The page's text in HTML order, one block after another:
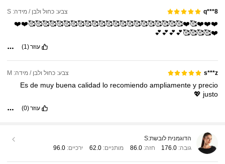
q***8 צבע: כחול ולבן / מידה: S
❤️❤️❤️🥰❤️🥰🥰🥰🥰🥰🥰🥰🥰🥰🥰🥰🥰🥰🥰🥰🥰🥰🥰🥰🥰🥰🥰❤️❤️
❤️🥰🥰🥰🥰💕💕💕💕
עוזר(1)
s***z צבע: כחול ולבן / מידה: M
Es de muy buena calidad lo recomiendo ampliamente y precio
justo
💖
עוזר(0)
הדוגמנית לובשת:S
גובה: 176.0 חזה:86.0 מותניים: 62.0 ירכיים: 96.0